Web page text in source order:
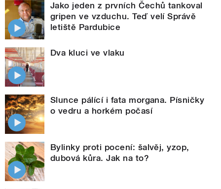
Jako jeden z prvních Čechů tankoval
gripen ve vzduchu. Teď velí Správě
letiště Pardubice
Dva kluci ve vlaku
Slunce pálící i fata morgana. Písničky
o vedru a horkém počasí
Bylinky proti pocení: šalvěj, yzop,
dubová kůra. Jak na to?